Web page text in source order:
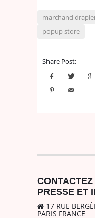
marchand
popup store
Share Post:
PRESSE ET
17 RUE
PARIS FRANCE